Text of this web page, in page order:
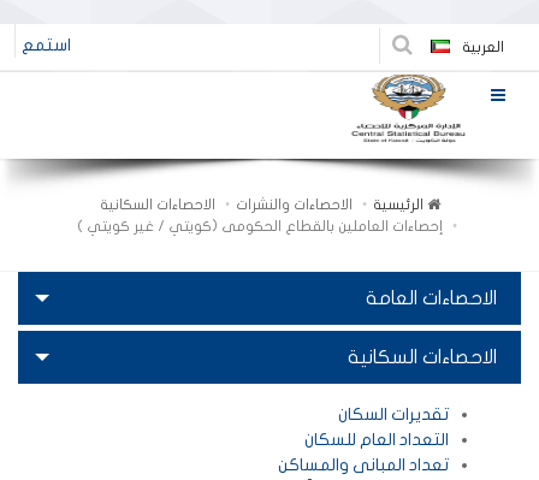
العربية استمع
الرئيسية الاحصاءات والنشرات
الاحصاءات السكانية
إحصاءات العاملين بالقطاع الحكومى (كويتي / غير كويتي )
الاحصاءات العامة
الاحصاءات السكانية
تقديرات السكان
التعداد العام للسكان
تعداد المبانى والمساكن